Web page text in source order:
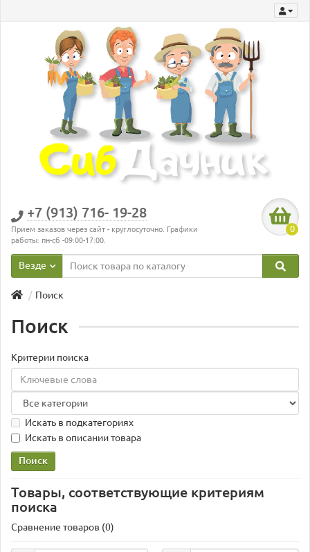
+7 (913) 716- 19-28
Прием заказов через сайт - круглосуточно. Графики
работы: пн-сб -09:00-17:00.
0
Везде
Поиск
Поиск
Критерии поиска
Искать в подкатегориях
Искать в описании товара
Товары, соответствующие критериям
поиска
Сравнение товаров (0)